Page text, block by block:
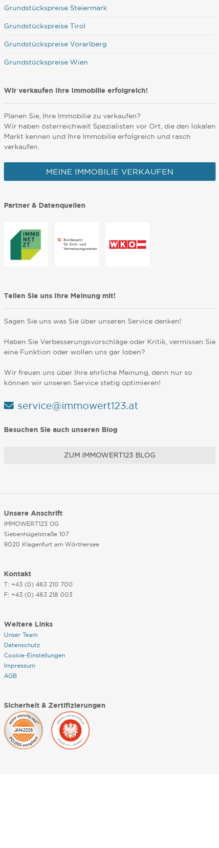
Grundstückspreise Steiermark
Grundstückspreise Tirol
Grundstückspreise Vorarlberg
Grundstückspreise Wien
Wir verkaufen Ihre Immobilie erfolgreich!
Planen Sie, Ihre Immobilie zu verkaufen?
Wir haben österreichweit Spezialisten vor Ort, die den lokalen
Markt kennen und Ihre Immobilie erfolgreich und rasch
verkaufen.
MEINE IMMOBILIE VERKAUFEN
Partner & Datenquellen
Teilen Sie uns Ihre Meinung mit!
Sagen Sie uns was Sie über unseren Service denken!
Haben Sie Verbesserungsvorschläge oder Kritik, vermissen Sie
eine Funktion oder wollen uns gar loben?
Wir freuen uns über Ihre ehrliche Meinung, denn nur so
können wir unseren Service stetig optimieren!
service@immowert123.at
Besuchen Sie auch unseren Blog
ZUM IMMOWERT123 BLOG
Unsere Anschrift
IMMOWERT123 OG
Siebenhügelstraße 107
9020 Klagenfurt am Wörthersee
Kontakt
T: +43 (0) 463 210 700
F: +43 (0) 463 218 003
Weitere Links
Unser Team
Datenschutz
Cookie-Einstellungen
Impressum
AGB
Sicherheit & Zertifizierungen